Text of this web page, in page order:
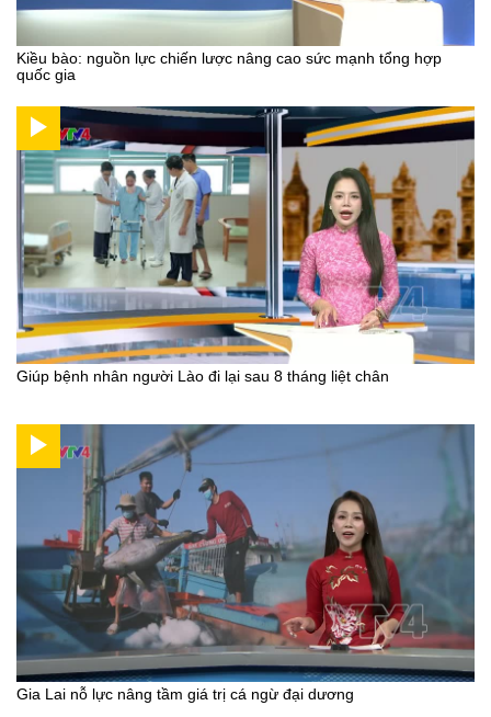
Kiều bào: nguồn lực chiến lược nâng cao sức mạnh tổng hợp
quốc gia
Giúp bệnh nhân người Lào đi lại sau 8 tháng liệt chân
Gia Lai nỗ lực nâng tầm giá trị cá ngừ đại dương